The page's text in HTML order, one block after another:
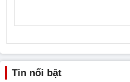
Tin nổi bật